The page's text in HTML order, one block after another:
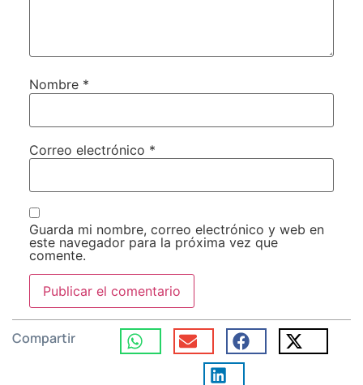
Nombre *
Correo electrónico *
Guarda mi nombre, correo electrónico y web en
este navegador para la próxima vez que
comente.
Compartir